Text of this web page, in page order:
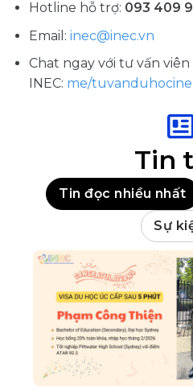
Hotline hỗ trợ: 093 409
Email: inec@inec.vn
Chat ngay với tư vấn viên
INEC: me/
Tin
Tin đọc nhiều nhất
Sự